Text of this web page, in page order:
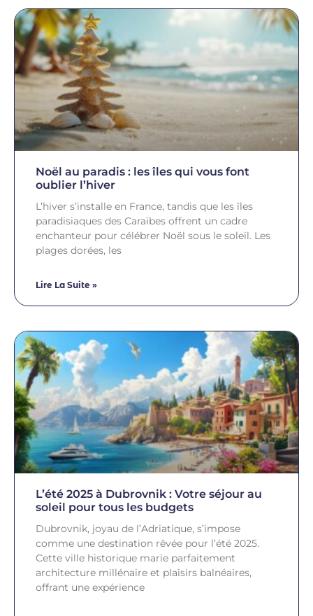
Noël au paradis : les îles qui vous font
oublier l’hiver
L’hiver s’installe en France, tandis que les îles
paradisiaques des Caraïbes offrent un cadre
enchanteur pour célébrer Noël sous le soleil. Les
plages dorées, les
Lire La Suite »
L’été 2025 à Dubrovnik : Votre séjour au
soleil pour tous les budgets
Dubrovnik, joyau de l’Adriatique, s’impose
comme une destination rêvée pour l’été 2025.
Cette ville historique marie parfaitement
architecture millénaire et plaisirs balnéaires,
offrant une expérience